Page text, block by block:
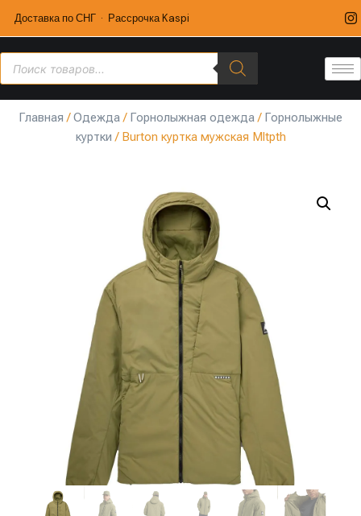
Доставка по СНГ · Рассрочка Kaspi
Главная /Одежда/ Горнолыжная одежда/ Горнолыжные
куртки / Burton куртка мужская Mltpth